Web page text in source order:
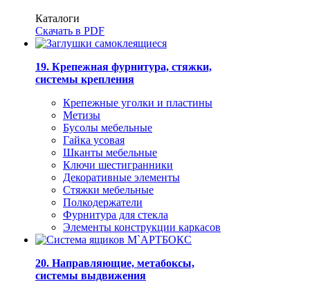
Каталоги
Скачать в PDF
19. Крепежная фурнитура, стяжки,
системы крепления
Крепежные уголки и пластины
Метизы
Бусолы мебельные
Гайка усовая
Шканты мебельные
Ключи шестигранники
Декоративные элементы
Стяжки мебельные
Полкодержатели
Фурнитура для стекла
Элементы конструкции каркасов
20. Направляющие, метабоксы,
системы выдвижения